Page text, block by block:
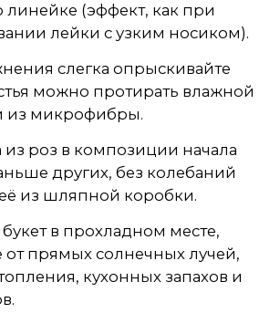
линейке (эффект, как при
лейки с узким носиком).
слегка опрыскивайте
можно протирать влажной
из микрофибры.
из роз в композиции начала
других, без колебаний
из шляпной коробки.
букет в прохладном месте,
прямых солнечных лучей,
кухонных запахов и